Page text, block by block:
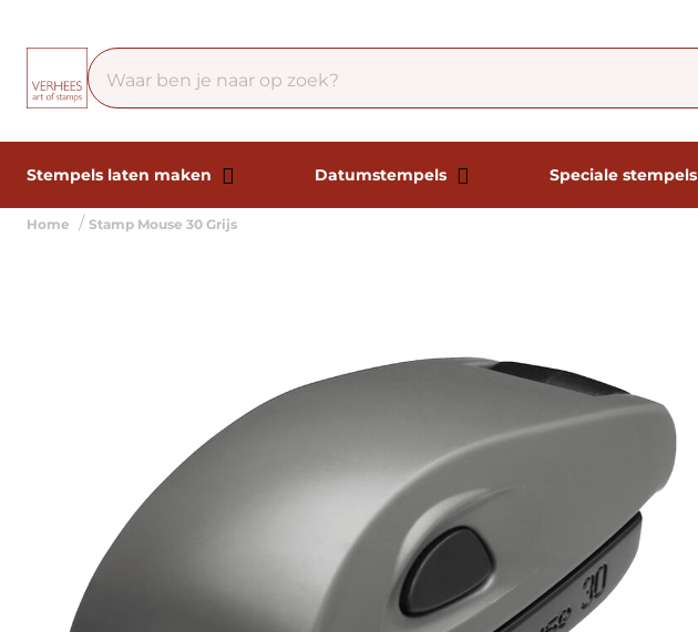
Stempels laten maken Datumstempels Speciale stempels
Home Stamp Mouse 30 Grijs